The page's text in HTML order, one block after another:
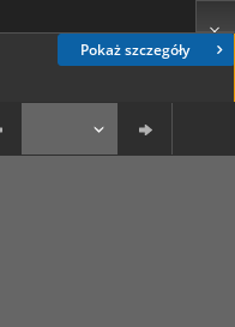
Pokaż szczegóły